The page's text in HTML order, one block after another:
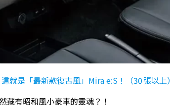
就是「最新款復古風」Mir­a e:S！（30 張以上）
藏有昭和風小豪車的靈魂？！